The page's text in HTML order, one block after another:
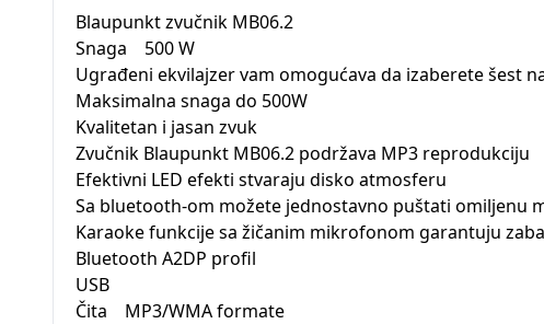
Blaupunkt zvučnik MB06.2
Snaga 500 W
Ugrađeni ekvilajzer vam omogućava da izaberete šest
Maksimalna snaga do 500W
Kvalitetan i jasan zvuk
Zvučnik Blaupunkt MB06.2 podržava MP3 reprodukciju
Efektivni LED efekti stvaraju disko atmosferu
Sa bluetooth-om možete jednostavno puštati omiljenu
Karaoke funkcije sa žičanim mikrofonom garantuju
Bluetooth A2DP profil
USB
Čita MP3/WMA formate